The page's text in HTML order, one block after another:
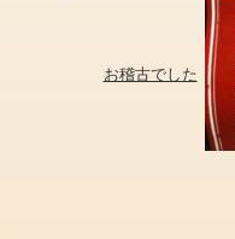
お稽古でした